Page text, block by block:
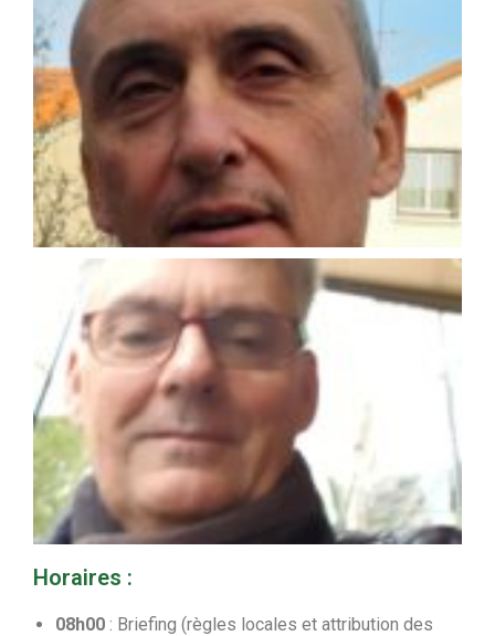
Horaires :
08h00 : Briefing (règles locales et attribution des